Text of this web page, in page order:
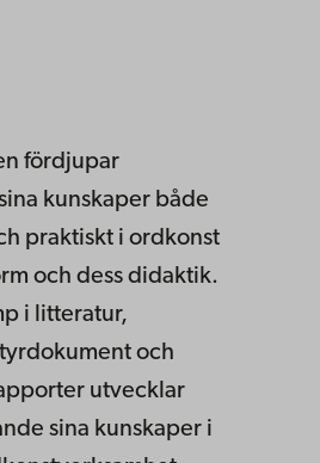
fördjupar
kunskaper både
praktiskt i ordkonst
och dess didaktik.
i litteratur,
och
utvecklar
sina kunskaper i